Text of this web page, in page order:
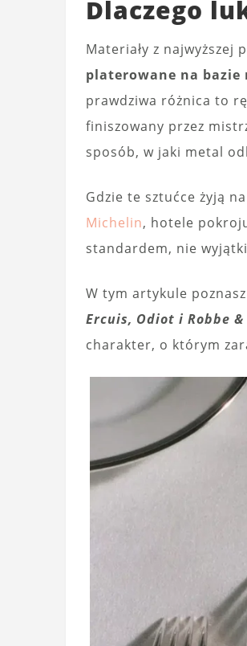
Dlaczego
Materiały z najwyższej
platerowane na bazie
prawdziwa różnica to
finiszowany przez
sposób, w jaki metal
Gdzie te sztućce żyją
Michelin, hotele
standardem, nie
W tym artykule
Ercuis, Odiot i Robbe
charakter, o którym